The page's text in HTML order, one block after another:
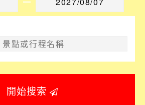
開始搜索